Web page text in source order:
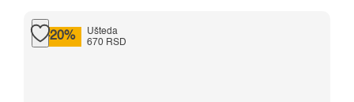
-20%
Ušteda
670 RSD